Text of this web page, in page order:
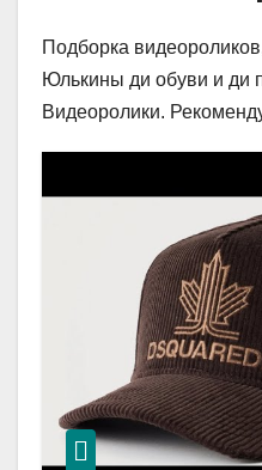
Подборка
Юлькины ди обуви и ди
Видеоролики.